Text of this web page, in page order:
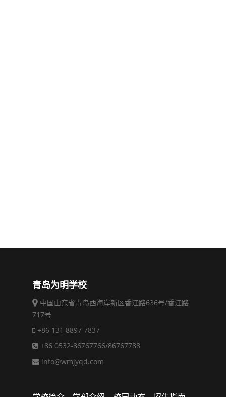
青岛为明学校
中国山东省青岛西海岸新区香江路636号/香江路
717号
+86 131 8897 7837
+86 0532-86767766/86767788
info@wmjyqd.com